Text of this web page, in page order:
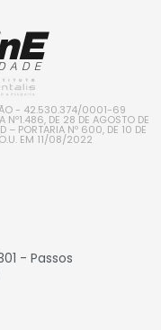
- 42.530.374/0001-69
Nº1.486, DE 28 DE AGOSTO DE
PORTARIA Nº 600, DE 10 DE
EM 11/08/2022
- Passos